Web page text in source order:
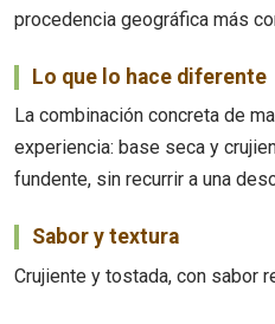
procedencia geográfica más
Lo que lo hace diferente
La combinación concreta de
experiencia: base seca y
fundente, sin recurrir a una
Sabor y textura
Crujiente y tostada, con sabor